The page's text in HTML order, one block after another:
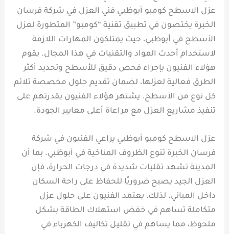
عزل الاسطح كومبو أبوظبي فني العزل في شركة فرسان
الخبرة يختصون في تطبيق تقنية “كومبو” المتطورة لعزل
الأسطح في أبوظبي، حيث يمتلكون المهارات اللازمة
لاستخدام أحدث المواد والتقنيات في هذا المجال. يقوم
هؤلاء الفنيون بإجراء فحص دقيق للأسطح وتحديد أكثر
الطرق فعالية لعزلها، لضمان تقديم حلول مخصصة تلائم
كل نوع من الأسطح. يشتهر هؤلاء الفنيون بقدرتهم على
تنفيذ مشاريع العزل مع مراعاة أعلى معايير الجودة.
عزل الاسطح كومبو أبوظبي يراعي الفنيون في شركة
فرسان الخبرة تنوع الظروف المناخية في أبوظبي. بما أن
المدينة تشهد تقلبات شديدة في درجات الحرارة، فإن
العزل الجيد يصبح ضروريًا للحفاظ على راحة السكان
داخل المباني. لذلك، يعتمد الفنيون على حلول عزل
متكاملة تساهم في خفض استهلاك الطاقة بشكل
ملحوظ، مما يساهم في تقليل تكاليف الكهرباء في